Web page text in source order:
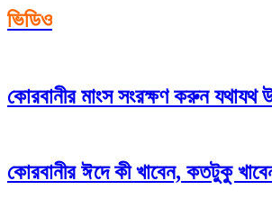
ভিডিও
কোরবানীর মাংস সংরক্ষণ করুন যথাযথ
কোরবানীর ঈদে কী খাবেন, কতটুকু